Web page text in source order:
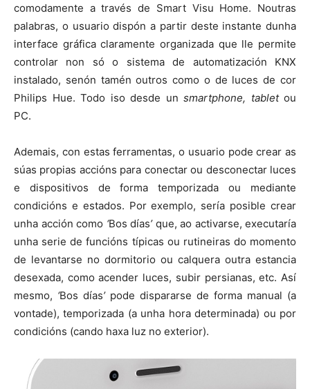
comodamente a través de Smart Visu Home. Noutras
palabras, o usuario dispón a partir deste instante dunha
interface gráfica claramente organizada que lle permite
controlar non só o sistema de automatización KNX
instalado, senón tamén outros como o de luces de cor
Philips Hue. Todo iso desde un smartphone, tabletou
PC.
Ademais, con estas ferramentas, o usuario pode crear as
súas propias accións para conectar ou desconectar luces
e dispositivos de forma temporizada ou mediante
condicións e estados. Por exemplo, sería posible crear
unha acción como ‘Bos días’que, ao activarse, executaría
unha serie de funcións típicas ou rutineiras do momento
de levantarse no dormitorio ou calquera outra estancia
desexada, como acender luces, subir persianas, etc. Así
mesmo, ‘Bos días’pode dispararse de forma manual (a
vontade), temporizada (a unha hora determinada) ou por
condicións (cando haxa luz no exterior).